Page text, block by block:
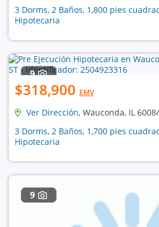
3 Dorms, 2 Baños, 1,800 pies
Hipotecaria
9
$318,900 EMV
Ver Dirección, Wauconda, IL
3 Dorms, 2 Baños, 1,700 pies
Hipotecaria
9